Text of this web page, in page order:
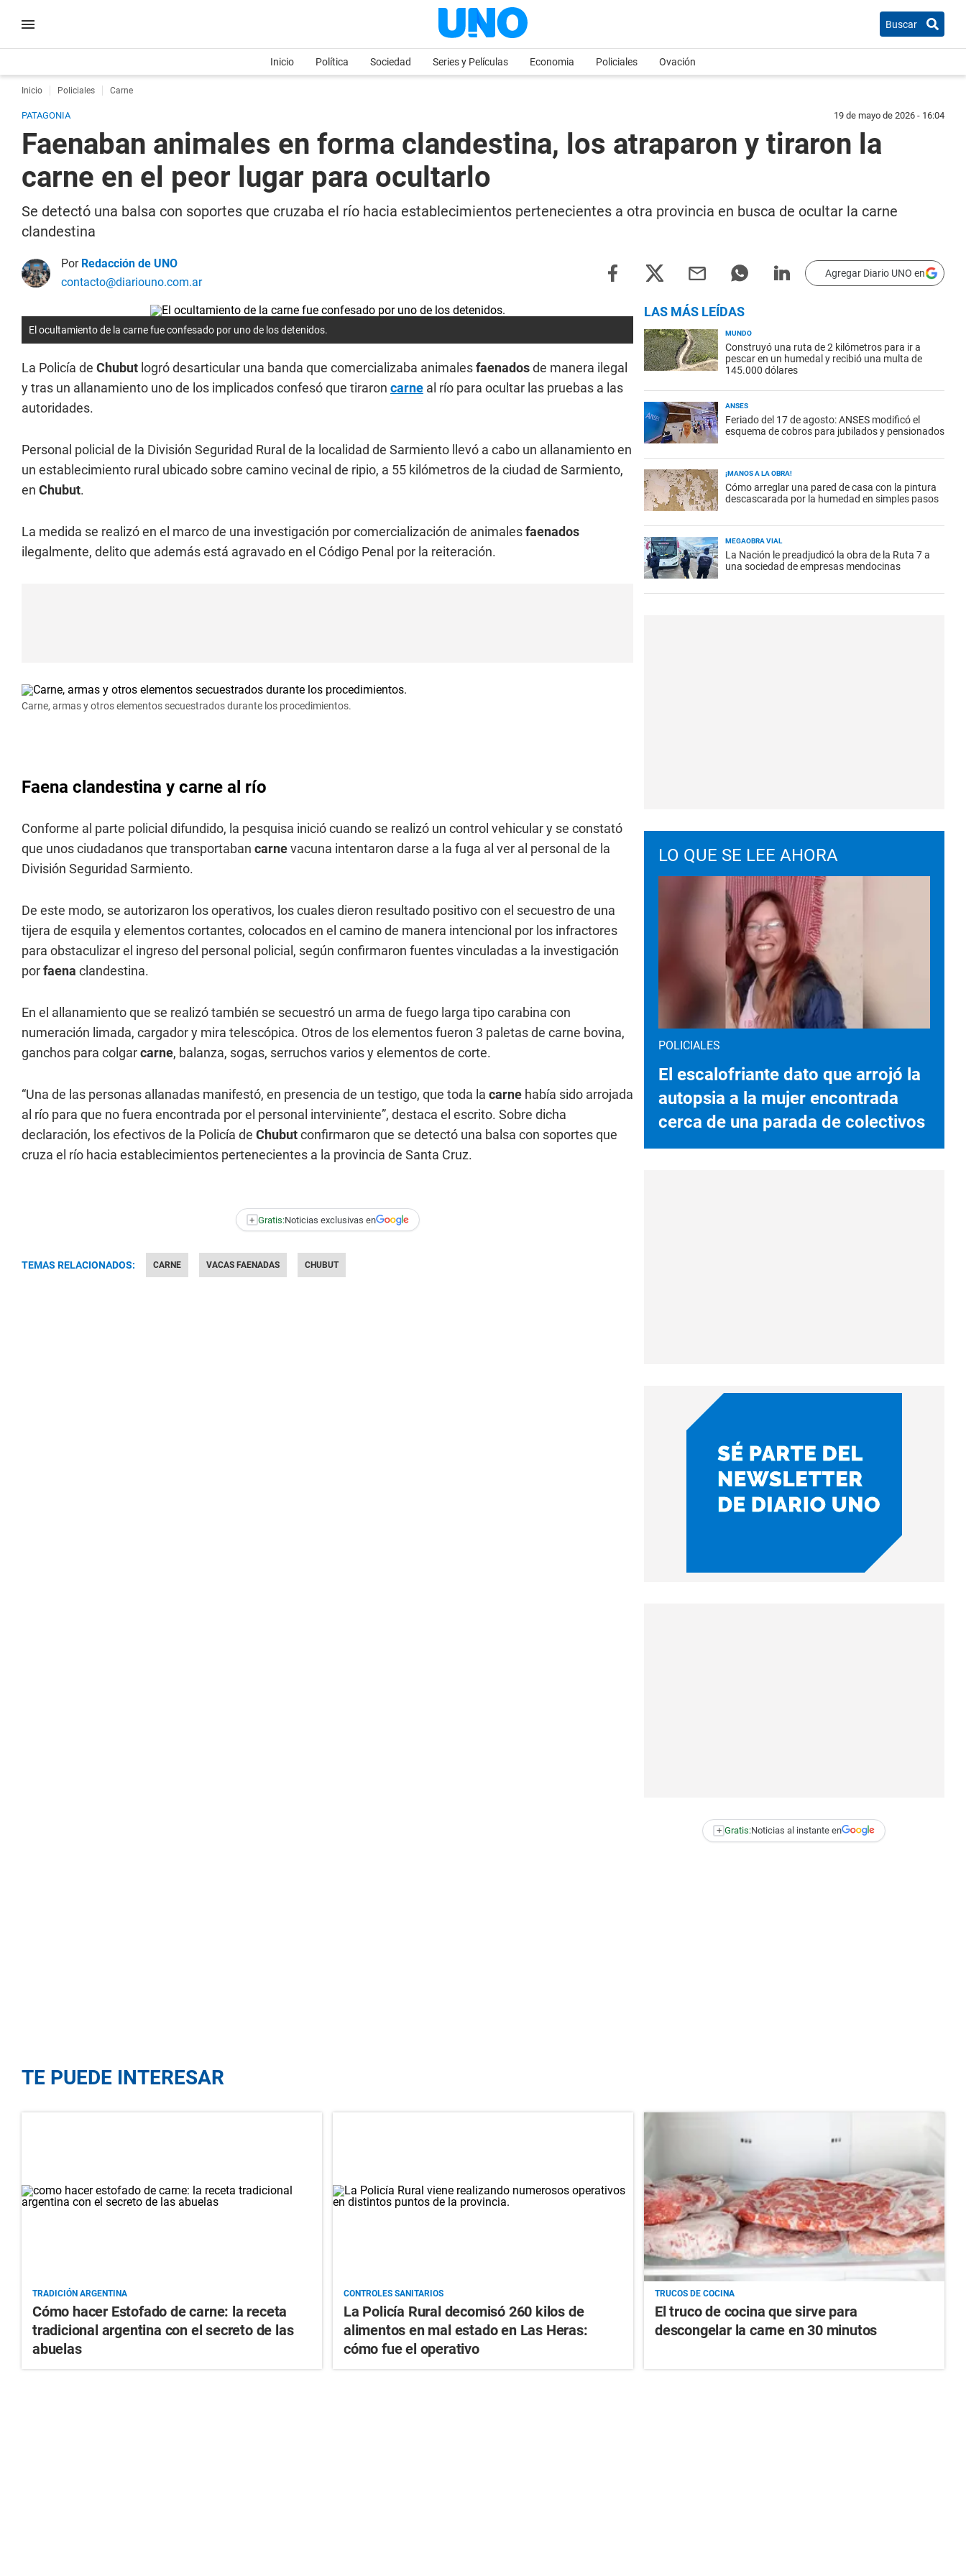
Buscar
Inicio Política Sociedad Series y Películas Economia Policiales Ovación
Inicio Policiales Carne
PATAGONIA 19 de mayo de 2026 - 16:04
Faenaban animales en forma clandestina, los atraparon y tiraron la
carne en el peor lugar para ocultarlo
Se detectó una balsa con soportes que cruzaba el río hacia establecimientos pertenecientes a otra provincia en busca de ocultar la carne
clandestina
Por Redacción de UNO
contacto@diariouno.com.ar
Agregar Diario UNO en
El ocultamiento de la carne fue confesado por uno de los detenidos.
La Policía de Chubut logró desarticular una banda que comercializaba animalesfaenadosde manera ilegal
y tras un allanamiento uno de los implicados confesó que tiraron carne al río para ocultar las pruebas a las
autoridades.
Personal policial de la División Seguridad Rural de la localidad de Sarmiento llevó a cabo un allanamiento en
un establecimiento rural ubicado sobre camino vecinal de ripio, a 55 kilómetros de la ciudad de Sarmiento,
en Chubut.
La medida se realizó en el marco de una investigación por comercialización de animalesfaenados
ilegalmente, delito que además está agravado en el Código Penal por la reiteración.
Carne, armas y otros elementos secuestrados durante los procedimientos.
Faena clandestina y carne al río
Conforme al parte policial difundido, la pesquisa inició cuando se realizó un control vehicular y se constató
que unos ciudadanos que transportaban carnevacuna intentaron darse a la fuga al ver al personal de la
División Seguridad Sarmiento.
De este modo, se autorizaron los operativos, los cuales dieron resultado positivo con el secuestro de una
tijera de esquila y elementos cortantes, colocados en el camino de manera intencional por los infractores
para obstaculizar el ingreso del personal policial, según confirmaron fuentes vinculadas a la investigación
porfaena clandestina.
En el allanamiento que se realizó también se secuestró un arma de fuego larga tipo carabina con
numeración limada, cargador y mira telescópica. Otros de los elementos fueron 3 paletas de carne bovina,
ganchos para colgarcarne, balanza, sogas, serruchos varios y elementos de corte.
“Una de las personas allanadas manifestó, en presencia de un testigo, que toda la carne había sido arrojada
al río para que no fuera encontrada por el personal interviniente”, destaca el escrito. Sobre dicha
declaración, los efectivos de la Policía de Chubutconfirmaron que se detectó una balsa con soportes que
cruza el río hacia establecimientos pertenecientes a la provincia de Santa Cruz.
+ Gratis:Noticias exclusivas en
TEMAS RELACIONADOS: CARNE VACAS FAENADAS CHUBUT
LAS MÁS LEÍDAS
MUNDO
Construyó una ruta de 2 kilómetros para ir a
pescar en un humedal y recibió una multa de
145.000 dólares
ANSES
Feriado del 17 de agosto: ANSES modificó el
esquema de cobros para jubilados y pensionados
¡MANOS A LA OBRA!
Cómo arreglar una pared de casa con la pintura
descascarada por la humedad en simples pasos
MEGAOBRA VIAL
La Nación le preadjudicó la obra de la Ruta 7 a
una sociedad de empresas mendocinas
LO QUE SE LEE AHORA
POLICIALES
El escalofriante dato que arrojó la
autopsia a la mujer encontrada
cerca de una parada de colectivos
+ Gratis:Noticias al instante en
TE PUEDE INTERESAR
TRADICIÓN ARGENTINA
Cómo hacer Estofado de carne: la receta
tradicional argentina con el secreto de las
abuelas
CONTROLES SANITARIOS
La Policía Rural decomisó 260 kilos de
alimentos en mal estado en Las Heras:
cómo fue el operativo
TRUCOS DE COCINA
El truco de cocina que sirve para
descongelar la carne en 30 minutos